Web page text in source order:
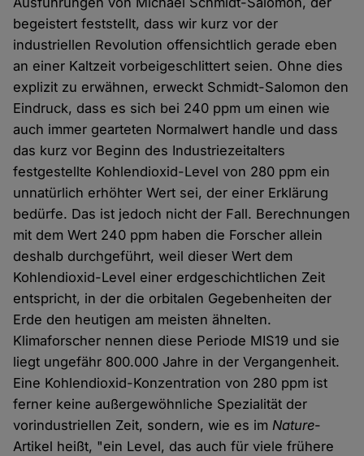
begeistert feststellt, dass wir kurz vor der
industriellen Revolution offensichtlich gerade eben
an einer Kaltzeit vorbeigeschlittert seien. Ohne dies
explizit zu erwähnen, erweckt Schmidt-Salomon den
Eindruck, dass es sich bei 240 ppm um einen wie
auch immer gearteten Normalwert handle und dass
das kurz vor Beginn des Industriezeitalters
festgestellte Kohlendioxid-Level von 280 ppm ein
unnatürlich erhöhter Wert sei, der einer Erklärung
bedürfe. Das ist jedoch nicht der Fall. Berechnungen
mit dem Wert 240 ppm haben die Forscher allein
deshalb durchgeführt, weil dieser Wert dem
Kohlendioxid-Level einer erdgeschichtlichen Zeit
entspricht, in der die orbitalen Gegebenheiten der
Erde den heutigen am meisten ähnelten.
Klimaforscher nennen diese Periode MIS19 und sie
liegt ungefähr 800.000 Jahre in der Vergangenheit.
Eine Kohlendioxid-Konzentration von 280 ppm ist
ferner keine außergewöhnliche Spezialität der
vorindustriellen Zeit, sondern, wie es im Nature-
Artikel heißt, "ein Level, das auch für viele frühere